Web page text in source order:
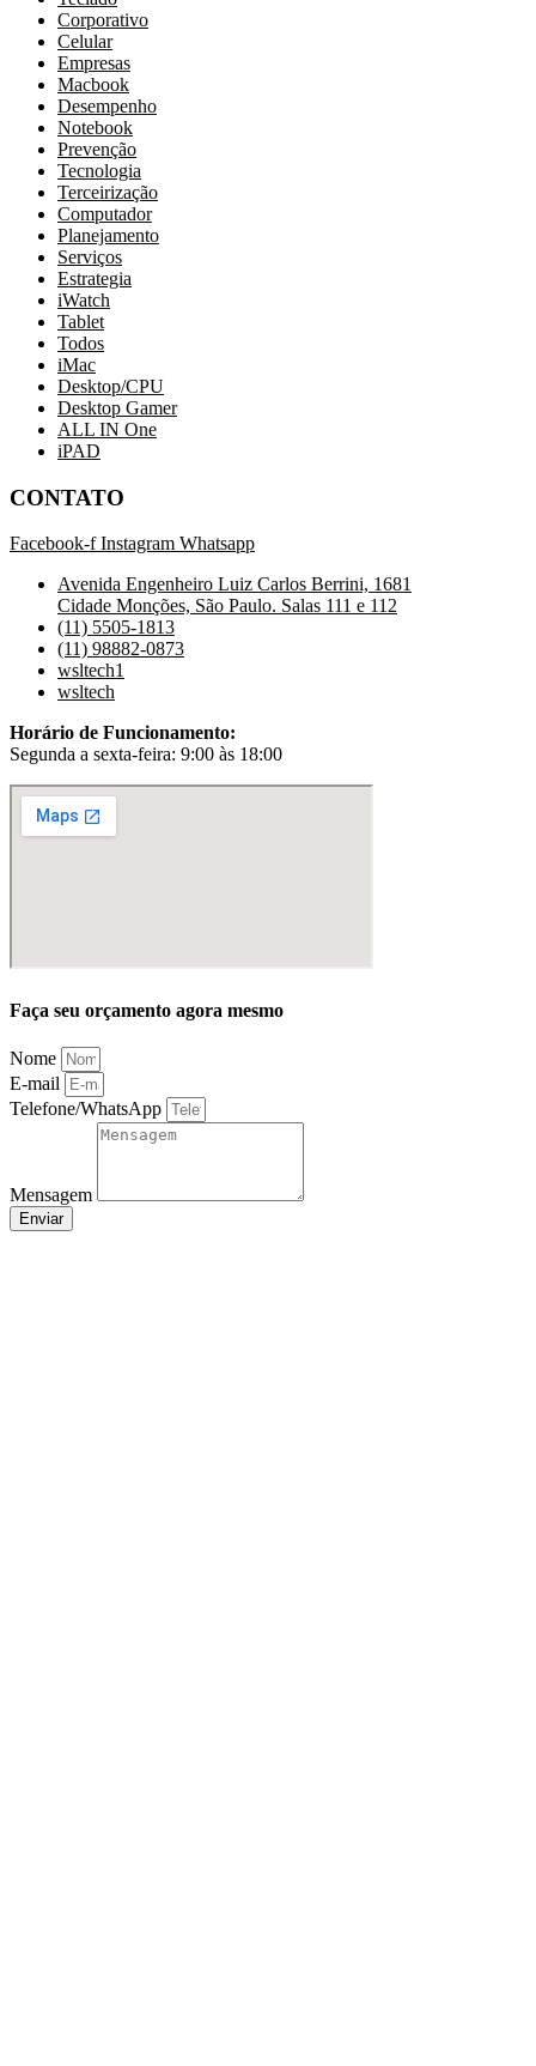
Corporativo
Celular
Empresas
Macbook
Desempenho
Notebook
Prevenção
Tecnologia
Terceirização
Computador
Planejamento
Serviços
Estrategia
iWatch
Tablet
Todos
iMac
Desktop/CPU
Desktop Gamer
ALL IN One
iPAD
CONTATO
Facebook-f Instagram Whatsapp
Avenida Engenheiro Luiz Carlos Berrini, 1681
Cidade Monções, São Paulo. Salas 111 e 112
(11) 5505-1813
(11) 98882-0873
wsltech1
wsltech
Horário de Funcionamento:
Segunda a sexta-feira: 9:00 às 18:00
Faça seu orçamento agora mesmo
Nome
E-mail
Telefone/WhatsApp
Mensagem
Enviar